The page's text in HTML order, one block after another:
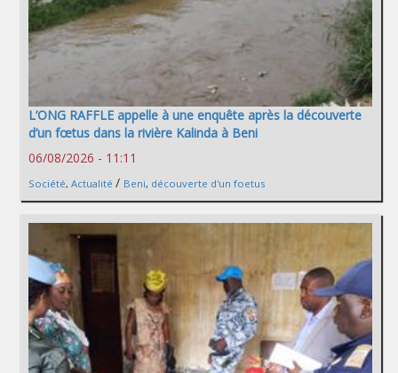
L’ONG RAFFLE appelle à une enquête après la découverte
d’un fœtus dans la rivière Kalinda à Beni
06/08/2026 - 11:11
Société, Actualité / Beni, découverte d'un foetus